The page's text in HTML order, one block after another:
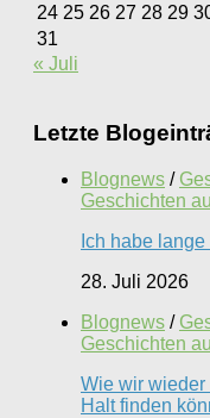
24 25 26 27 28 29
31
« Juli
Letzte
Blognews /
Geschichten
Ich habe
28. Juli 2026
Blognews /
Geschichten
Wie wir
Halt finden